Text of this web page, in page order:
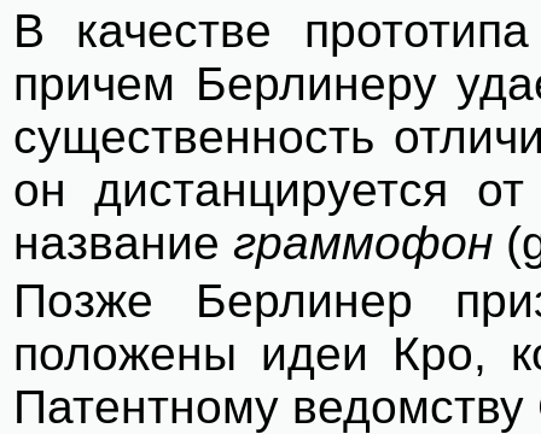
В качестве
причем Берлинеру
существенность
он дистанцируется
название граммофон (
Позже Берлинер
положены идеи Кро,
Патентному